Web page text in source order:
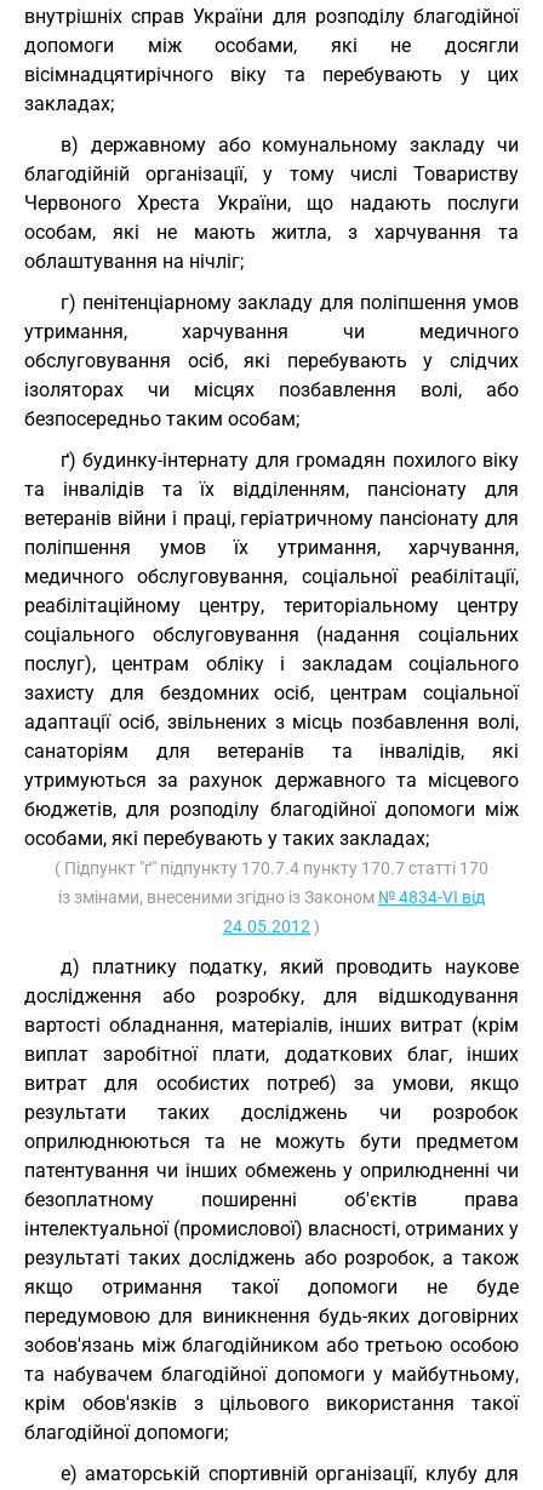
внутрішніх справ України для розподілу благодійної
допомоги між особами, які не досягли
вісімнадцятирічного віку та перебувають у цих
закладах;
в) державному або комунальному закладу чи
благодійній організації, у тому числі Товариству
Червоного Хреста України, що надають послуги
особам, які не мають житла, з харчування та
облаштування на нічліг;
г) пенітенціарному закладу для поліпшення умов
утримання, харчування чи медичного
обслуговування осіб, які перебувають у слідчих
ізоляторах чи місцях позбавлення волі, або
безпосередньо таким особам;
ґ) будинку-інтернату для громадян похилого віку
та інвалідів та їх відділенням, пансіонату для
ветеранів війни і праці, геріатричному пансіонату для
поліпшення умов їх утримання, харчування,
медичного обслуговування, соціальної реабілітації,
реабілітаційному центру, територіальному центру
соціального обслуговування (надання соціальних
послуг), центрам обліку і закладам соціального
захисту для бездомних осіб, центрам соціальної
адаптації осіб, звільнених з місць позбавлення волі,
санаторіям для ветеранів та інвалідів, які
утримуються за рахунок державного та місцевого
бюджетів, для розподілу благодійної допомоги між
особами, які перебувають у таких закладах;
( Підпункт "ґ" підпункту 170.7.4 пункту 170.7 статті 170
із змінами, внесеними згідно із Законом № 4834-VI від
24.05.2012 )
д) платнику податку, який проводить наукове
дослідження або розробку, для відшкодування
вартості обладнання, матеріалів, інших витрат (крім
виплат заробітної плати, додаткових благ, інших
витрат для особистих потреб) за умови, якщо
результати таких досліджень чи розробок
оприлюднюються та не можуть бути предметом
патентування чи інших обмежень у оприлюдненні чи
безоплатному поширенні об'єктів права
інтелектуальної (промислової) власності, отриманих у
результаті таких досліджень або розробок, а також
якщо отримання такої допомоги не буде
передумовою для виникнення будь-яких договірних
зобов'язань між благодійником або третьою особою
та набувачем благодійної допомоги у майбутньому,
крім обов'язків з цільового використання такої
благодійної допомоги;
е) аматорській спортивній організації, клубу для